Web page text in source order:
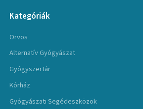
Kategóriák
Orvos
Alternatív Gyógyászat
Gyógyszertár
Kórház
Gyógyászati Segédeszközök